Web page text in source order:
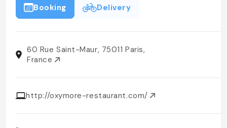
Booking Delivery
60 Rue Saint-Maur, 75011 Paris,
France
http://oxymore-restaurant.com/